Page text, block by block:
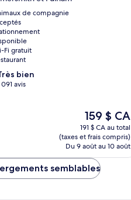
de compagnie
Fi gratuit
bien
091 avis
Le
prix
est
de
159 $ CA
159 $ CA
191 $ CA au total
(taxes et frais compris)
Du 9 août au 10 août
semblables